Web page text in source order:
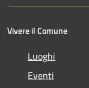
Vivere il Comune
Luoghi
Eventi